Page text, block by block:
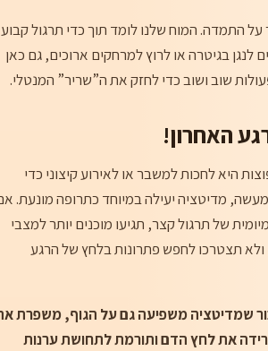
התמדה. המוח שלנו לומד תוך כדי תרגול
לנגן בגיטרה או לרוץ למרחקים ארוכים, גם כאן
שוב ושוב כדי לחזק את ה”שריר” המנטלי.
האחרון!
היא לחכות למשבר או לאירוע קיצוני כדי
מדיטציה יעילה במיוחד כתרופה מונעת.
של תרגול קצר, תגיעו מוכנים יותר למצבי
ולא תצטרכו לחפש פתרונות בלחץ של הרגע
שמדיטציה משפיעה גם על הגוף, משפרת
את לחץ הדם ותורמת לתחושת ערנות